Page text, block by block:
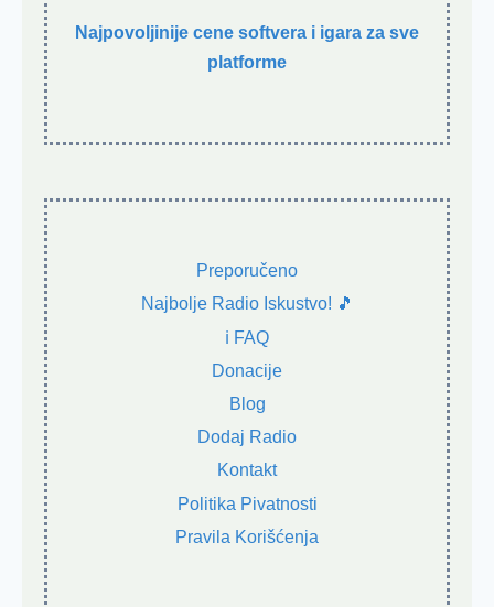
Najpovoljinije cene softvera i igara za sve
platforme
Preporučeno
Najbolje Radio Iskustvo! 🎵
ℹ️ FAQ
Donacije
Blog
Dodaj Radio
Kontakt
Politika Pivatnosti
Pravila Korišćenja